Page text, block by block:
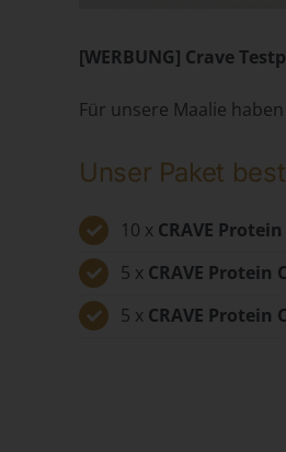
[WERBUNG] Crave
Für unsere Maalie
Unser Paket
10 x CRAVE
5 x CRAVE Protein
5 x CRAVE Protein